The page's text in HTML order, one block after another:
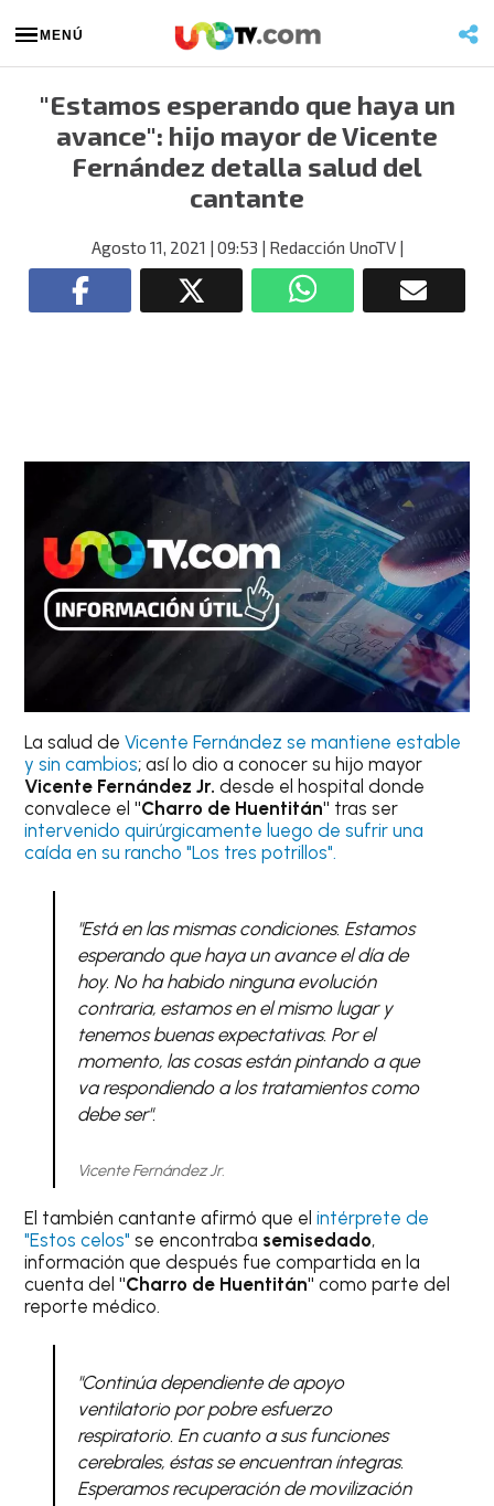
MENÚ
"Estamos esperando que haya un
avance": hijo mayor de Vicente
Fernández detalla salud del
cantante
Agosto 11, 2021 | 09:53 | Redacción UnoTV|
La salud deVicente Fernández se mantiene estable
y sin cambios; así lo dio a conocer su hijo mayor
Vicente Fernández Jr.desde el hospital donde
convalece el"Charro de Huentitán" tras ser
intervenido quirúrgicamente luego de sufrir una
caída en su rancho "Los tres potrillos".
"Está en las mismas condiciones. Estamos
esperando que haya un avance el día de
hoy. No ha habido ninguna evolución
contraria, estamos en el mismo lugar y
tenemos buenas expectativas. Por el
momento, las cosas están pintando a que
va respondiendo a los tratamientos como
debe ser".
Vicente Fernández Jr.
El también cantante afirmó que elintérprete de
"Estos celos" se encontraba semisedado,
información que después fue compartida en la
cuenta del"Charro de Huentitán" como parte del
reporte médico.
"Continúa dependiente de apoyo
ventilatorio por pobre esfuerzo
respiratorio. En cuanto a sus funciones
cerebrales, éstas se encuentran íntegras.
Esperamos recuperación de movilización